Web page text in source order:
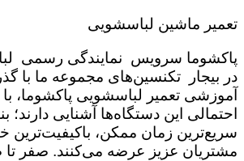
تعمیر ماشین لباسشویی
پاکشوما سرویس نمایندگی رسمی
در بیجار تکنسین‌های مجموعه ما با
آموزشی تعمیر لباسشویی پاکشوما، با
احتمالی این دستگاه‌ها آشنایی دارند؛
سریع‌ترین زمان ممکن، باکیفیت‌ترین
مشتریان عزیز عرضه می‌کنند. صفر تا